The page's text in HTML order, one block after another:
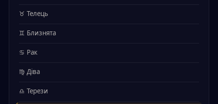
♉ Телець
♊ Близнята
♋ Рак
♍ Діва
♎ Терези